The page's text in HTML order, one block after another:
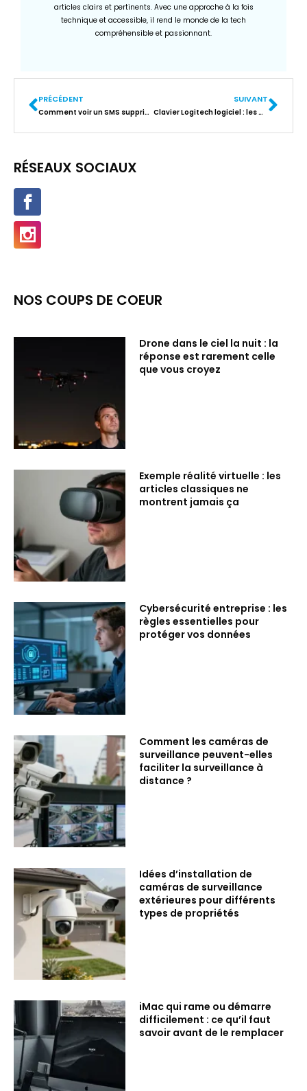
articles clairs et pertinents. Avec une approche à la fois
technique et accessible, il rend le monde de la tech
compréhensible et passionnant.
PRÉCÉDENT
Comment voir un SMS supprimé : les solutions pour Android et iPhone
SUIVANT
Clavier Logitech logiciel : les meilleurs outils pour personnaliser votre expérience
RÉSEAUX SOCIAUX
NOS COUPS DE COEUR
Drone dans le ciel la nuit : la
réponse est rarement celle
que vous croyez
Exemple réalité virtuelle : les
articles classiques ne
montrent jamais ça
Cybersécurité entreprise : les
règles essentielles pour
protéger vos données
Comment les caméras de
surveillance peuvent-elles
faciliter la surveillance à
distance ?
Idées d’installation de
caméras de surveillance
extérieures pour différents
types de propriétés
iMac qui rame ou démarre
difficilement : ce qu’il faut
savoir avant de le remplacer